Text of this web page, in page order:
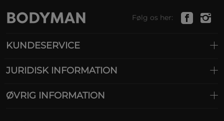
Følg os her:
KUNDESERVICE
JURIDISK INFORMATION
ØVRIG INFORMATION